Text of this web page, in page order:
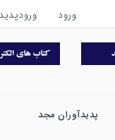
ورود
پدیدآوران مجد